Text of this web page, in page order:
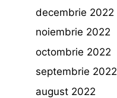
decembrie 2022
noiembrie 2022
octombrie 2022
septembrie 2022
august 2022